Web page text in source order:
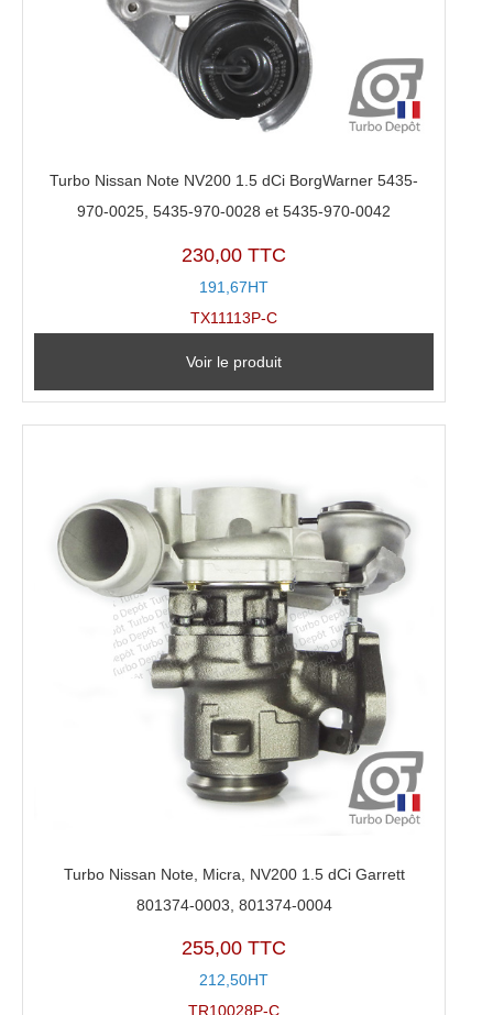
Turbo Nissan Note NV200 1.5 dCi BorgWarner 5435-
970-0025, 5435-970-0028 et 5435-970-0042
230,00 TTC
191,67HT
TX11113P-C
Voir le produit
Turbo Nissan Note, Micra, NV200 1.5 dCi Garrett
801374-0003, 801374-0004
255,00 TTC
212,50HT
TR10028P-C